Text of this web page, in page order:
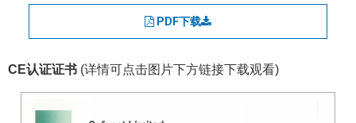
PDF下载
CE认证证书 (详情可点击图片下方链接下载观看)